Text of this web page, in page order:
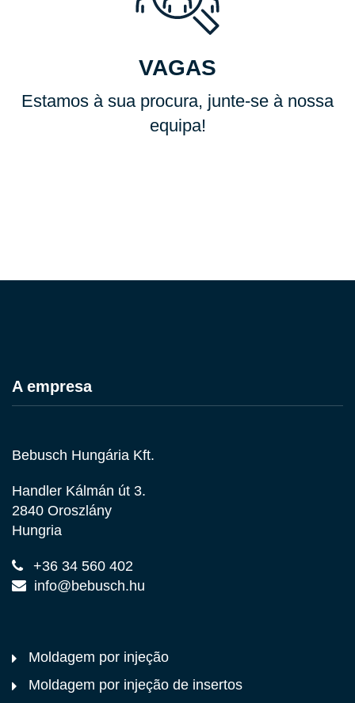
VAGAS
Estamos à sua procura, junte-se à nossa
equipa!
A empresa
Bebusch Hungária Kft.
Handler Kálmán út 3.
2840 Oroszlány
Hungria
+36 34 560 402
info@bebusch.hu
Moldagem por injeção
Moldagem por injeção de insertos